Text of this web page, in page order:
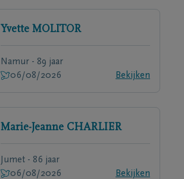
Yvette MOLITOR
Namur - 89 jaar
06/08/2026
Bekijken
Marie-Jeanne CHARLIER
Jumet - 86 jaar
06/08/2026
Bekijken